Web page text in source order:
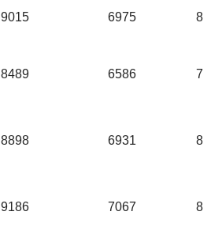
9015 6975
8489 6586
8898 6931
9186 7067